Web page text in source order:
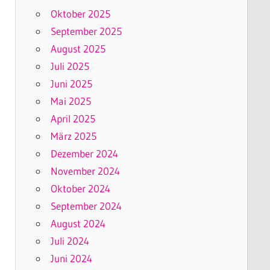
Oktober 2025
September 2025
August 2025
Juli 2025
Juni 2025
Mai 2025
April 2025
März 2025
Dezember 2024
November 2024
Oktober 2024
September 2024
August 2024
Juli 2024
Juni 2024